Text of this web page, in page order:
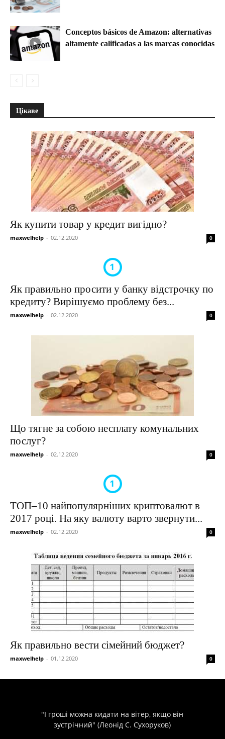
Conceptos básicos de Amazon: alternativas
altamente calificadas a las marcas conocidas
Цікаве
Як купити товар у кредит вигідно?
maxwelhelp - 02.12.2020 0
Як правильно просити у банку відстрочку по
кредиту? Вирішуємо проблему без...
maxwelhelp - 02.12.2020 0
Що тягне за собою несплату комунальних
послуг?
maxwelhelp - 02.12.2020 0
ТОП–10 найпопулярніших криптовалют в
2017 році. На яку валюту варто звернути...
maxwelhelp - 02.12.2020 0
Як правильно вести сімейний бюджет?
maxwelhelp - 01.12.2020 0
"І гроші можна кидати на вітер, якщо він
зустрічний" (Леонід С. Сухоруков)